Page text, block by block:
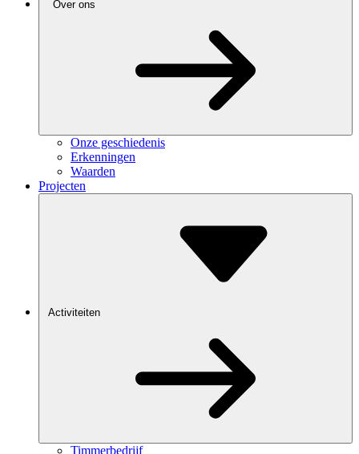
Over ons
Onze geschiedenis
Erkenningen
Waarden
Projecten
Activiteiten
Timmerbedrijf